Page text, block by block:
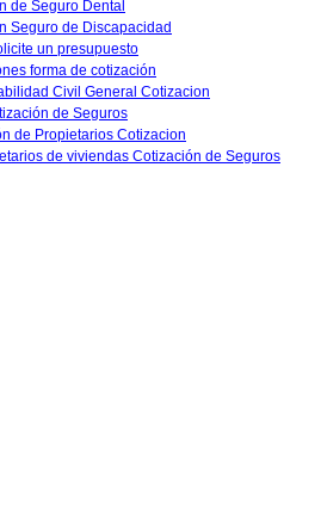
de Seguro Dental
Seguro de Discapacidad
un presupuesto
forma de cotización
Civil General Cotizacion
de Seguros
de Propietarios Cotizacion
de viviendas Cotización de Seguros